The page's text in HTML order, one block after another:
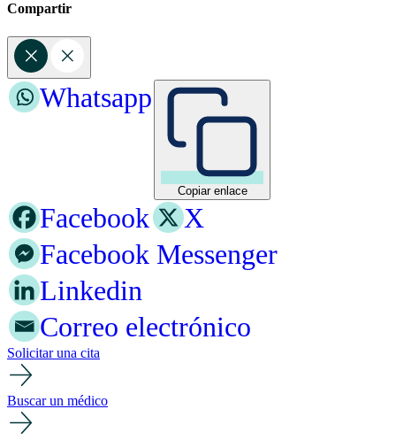
Compartir
Copiar enlace
Whatsapp
Facebook
X
Facebook Messenger
Linkedin
Correo electrónico
Solicitar una cita
Buscar un médico